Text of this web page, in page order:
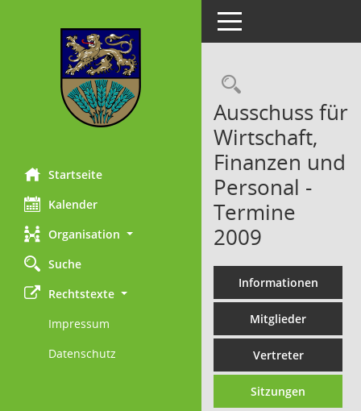
Startseite
Kalender
Organisation
Suche
Rechtstexte
Impressum
Datenschutz
Toggle navigation
Ausschuss für
Wirtschaft,
Finanzen und
Personal -
Termine
2009
Informationen
Mitglieder
Vertreter
Sitzungen